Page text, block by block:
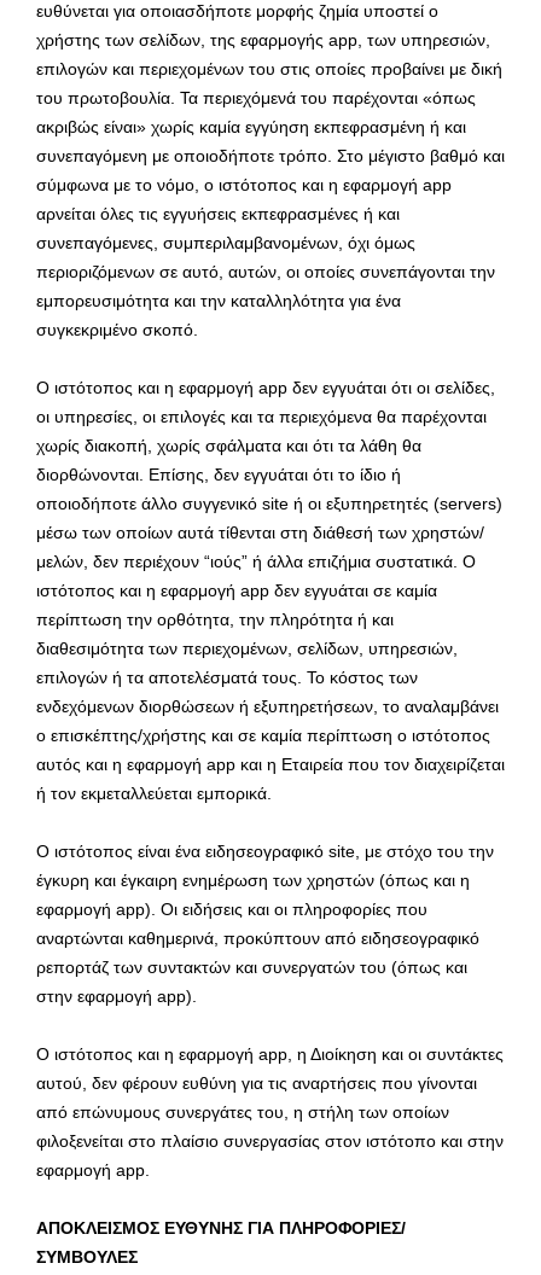
ευθύνεται για οποιασδήποτε μορφής ζημία υποστεί ο
χρήστης των σελίδων, της εφαρμογής app, των υπηρεσιών,
επιλογών και περιεχομένων του στις οποίες προβαίνει με δική
του πρωτοβουλία. Τα περιεχόμενά του παρέχονται «όπως
ακριβώς είναι» χωρίς καμία εγγύηση εκπεφρασμένη ή και
συνεπαγόμενη με οποιοδήποτε τρόπο. Στο μέγιστο βαθμό και
σύμφωνα με το νόμο, ο ιστότοπος και η εφαρμογή app
αρνείται όλες τις εγγυήσεις εκπεφρασμένες ή και
συνεπαγόμενες, συμπεριλαμβανομένων, όχι όμως
περιοριζόμενων σε αυτό, αυτών, οι οποίες συνεπάγονται την
εμπορευσιμότητα και την καταλληλότητα για ένα
συγκεκριμένο σκοπό.
Ο ιστότοπος και η εφαρμογή app δεν εγγυάται ότι οι σελίδες,
οι υπηρεσίες, οι επιλογές και τα περιεχόμενα θα παρέχονται
χωρίς διακοπή, χωρίς σφάλματα και ότι τα λάθη θα
διορθώνονται. Επίσης, δεν εγγυάται ότι το ίδιο ή
οποιοδήποτε άλλο συγγενικό site ή οι εξυπηρετητές (servers)
μέσω των οποίων αυτά τίθενται στη διάθεσή των χρηστών/
μελών, δεν περιέχουν “ιούς” ή άλλα επιζήμια συστατικά. Ο
ιστότοπος και η εφαρμογή app δεν εγγυάται σε καμία
περίπτωση την ορθότητα, την πληρότητα ή και
διαθεσιμότητα των περιεχομένων, σελίδων, υπηρεσιών,
επιλογών ή τα αποτελέσματά τους. Το κόστος των
ενδεχόμενων διορθώσεων ή εξυπηρετήσεων, το αναλαμβάνει
ο επισκέπτης/χρήστης και σε καμία περίπτωση ο ιστότοπος
αυτός και η εφαρμογή app και η Εταιρεία που τον διαχειρίζεται
ή τον εκμεταλλεύεται εμπορικά.
Ο ιστότοπος είναι ένα ειδησεογραφικό site, με στόχο του την
έγκυρη και έγκαιρη ενημέρωση των χρηστών (όπως και η
εφαρμογή app). Οι ειδήσεις και οι πληροφορίες που
αναρτώνται καθημερινά, προκύπτουν από ειδησεογραφικό
ρεπορτάζ των συντακτών και συνεργατών του (όπως και
στην εφαρμογή app).
Ο ιστότοπος και η εφαρμογή app, η Διοίκηση και οι συντάκτες
αυτού, δεν φέρουν ευθύνη για τις αναρτήσεις που γίνονται
από επώνυμους συνεργάτες του, η στήλη των οποίων
φιλοξενείται στο πλαίσιο συνεργασίας στον ιστότοπο και στην
εφαρμογή app.
ΑΠΟΚΛΕΙΣΜΟΣ ΕΥΘΥΝΗΣ ΓΙΑ ΠΛΗΡΟΦΟΡΙΕΣ/
ΣΥΜΒΟΥΛΕΣ